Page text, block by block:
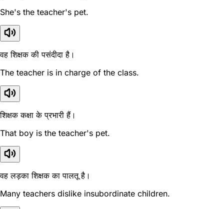
She's the teacher's pet.
वह शिक्षक की पसंदीदा है।
The teacher is in charge of the class.
शिक्षक कक्षा के प्रभारी हैं।
That boy is the teacher's pet.
वह लड़का शिक्षक का पालतू है।
Many teachers dislike insubordinate children.